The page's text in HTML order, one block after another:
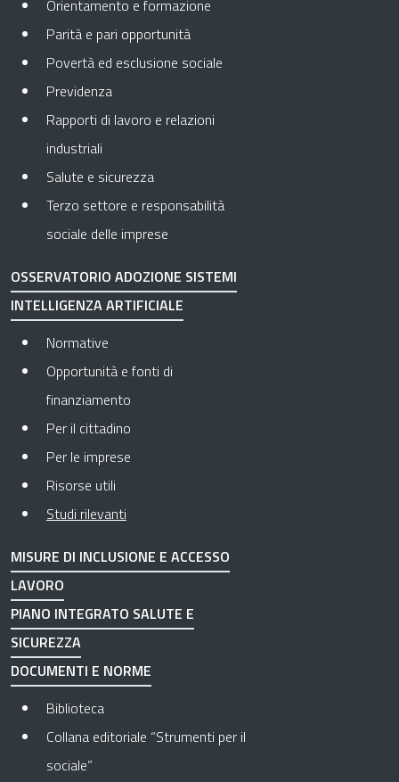
Orientamento e formazione
Parità e pari opportunità
Povertà ed esclusione sociale
Previdenza
Rapporti di lavoro e relazioni
industriali
Salute e sicurezza
Terzo settore e responsabilità
sociale delle imprese
OSSERVATORIO ADOZIONE SISTEMI
INTELLIGENZA ARTIFICIALE
Normative
Opportunità e fonti di
finanziamento
Per il cittadino
Per le imprese
Risorse utili
Studi rilevanti
MISURE DI INCLUSIONE E ACCESSO
LAVORO
PIANO INTEGRATO SALUTE E
SICUREZZA
DOCUMENTI E NORME
Biblioteca
Collana editoriale “Strumenti per il
sociale”